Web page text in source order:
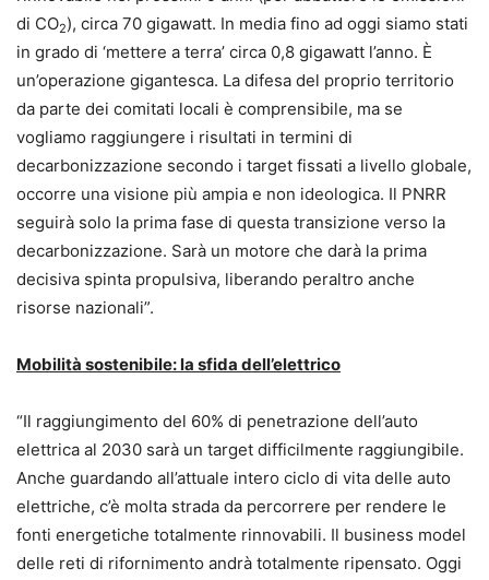
di CO2), circa 70 gigawatt. In media fino ad oggi siamo stati
in grado di ‘mettere a terra’ circa 0,8 gigawatt l’anno. È
un’operazione gigantesca. La difesa del proprio territorio
da parte dei comitati locali è comprensibile, ma se
vogliamo raggiungere i risultati in termini di
decarbonizzazione secondo i target fissati a livello globale,
occorre una visione più ampia e non ideologica. Il PNRR
seguirà solo la prima fase di questa transizione verso la
decarbonizzazione. Sarà un motore che darà la prima
decisiva spinta propulsiva, liberando peraltro anche
risorse nazionali”.
Mobilità sostenibile: la sfida dell’elettrico
“Il raggiungimento del 60% di penetrazione dell’auto
elettrica al 2030 sarà un target difficilmente raggiungibile.
Anche guardando all’attuale intero ciclo di vita delle auto
elettriche, c’è molta strada da percorrere per rendere le
fonti energetiche totalmente rinnovabili. Il business model
delle reti di rifornimento andrà totalmente ripensato. Oggi